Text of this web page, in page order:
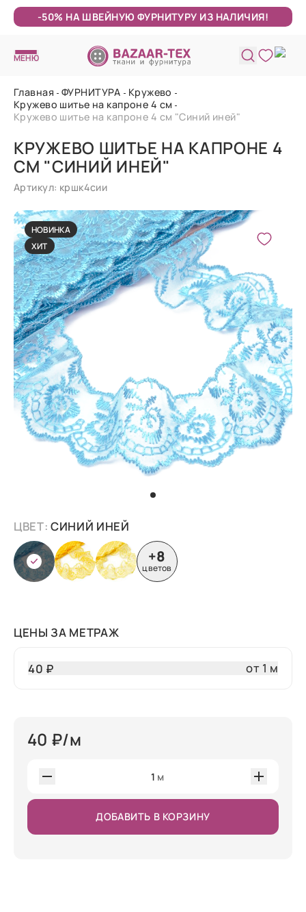
-50% НА ШВЕЙНУЮ ФУРНИТУРУ ИЗ НАЛИЧИЯ!
МЕНЮ
Главная ФУРНИТУРА
Кружево
Кружево шитье на капроне 4 см
Кружево шитье на капроне 4 см "Синий иней"
КРУЖЕВО ШИТЬЕ НА КАПРОНЕ 4
СМ "СИНИЙ ИНЕЙ"
Артикул: кршк4сии
НОВИНКА
ХИТ
ЦВЕТ:СИНИЙ ИНЕЙ
+8
цветов
ЦЕНЫ ЗА МЕТРАЖ
40 ₽ от 1 м
40 ₽/м
1 м
ДОБАВИТЬ В КОРЗИНУ